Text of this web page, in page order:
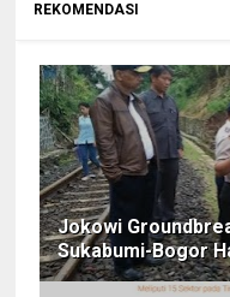
REKOMENDASI
Jokowi
Sukabumi-Bogor